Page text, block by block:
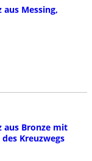
Messing,
aus Bronze mit
Kreuzwegs